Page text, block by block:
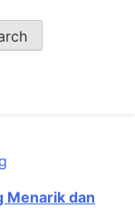
Menarik dan